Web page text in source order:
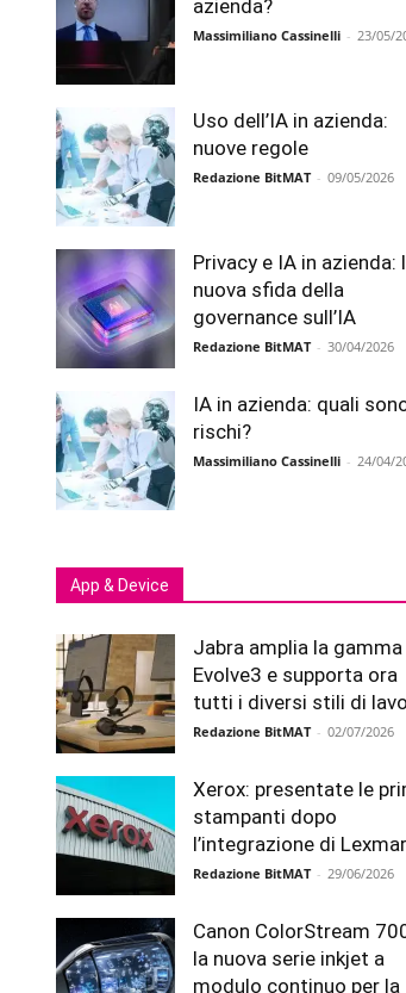
azienda?
Massimiliano Cassinelli - 23/05/
Uso dell’IA in azienda:
nuove regole
Redazione BitMAT - 09/05/2026
Privacy e IA in azienda:
nuova sfida della
governance sull’IA
Redazione BitMAT - 30/04/2026
IA in azienda: quali
rischi?
Massimiliano Cassinelli - 24/04/
App & Device
Jabra amplia la gamma
Evolve3 e supporta ora
tutti i diversi stili di
Redazione BitMAT - 02/07/2026
Xerox: presentate le
stampanti dopo
l’integrazione di
Redazione BitMAT - 29/06/2026
Canon ColorStream
la nuova serie inkjet a
modulo continuo per la